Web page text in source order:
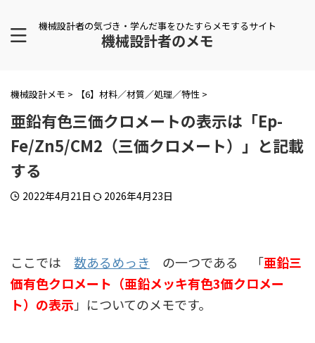
機械設計者の気づき・学んだ事をひたすらメモするサイト
機械設計者のメモ
機械設計メモ > 【6】材料／材質／処理／特性 >
亜鉛有色三価クロメートの表示は「Ep-
Fe/Zn5/CM2（三価クロメート）」と記載
する
2022年4月21日 2026年4月23日
ここでは 数あるめっき の一つである 「亜鉛三
価有色クロメート（亜鉛メッキ有色3価クロメー
ト）の表示 」についてのメモです。